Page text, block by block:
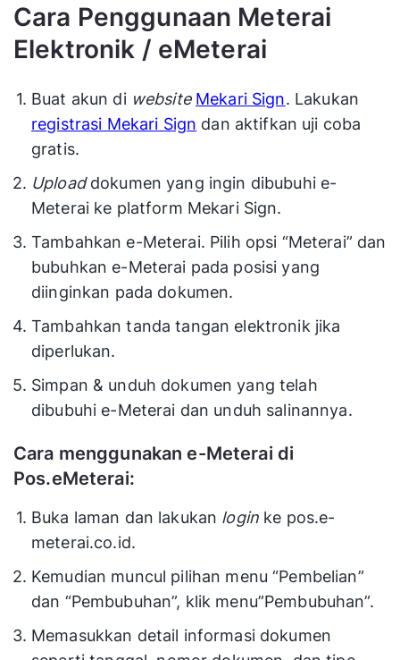
Cara Penggunaan Meterai
Elektronik / eMeterai
Buat akun di website Mekari Sign. Lakukan
registrasi Mekari Sign dan aktifkan uji coba
gratis.
Uploaddokumen yang ingin dibubuhi e-
Meterai ke platform Mekari Sign.
Tambahkan e-Meterai. Pilih opsi “Meterai” dan
bubuhkan e-Meterai pada posisi yang
diinginkan pada dokumen.
Tambahkan tanda tangan elektronik jika
diperlukan.
Simpan & unduh dokumen yang telah
dibubuhi e-Meterai dan unduh salinannya.
Cara menggunakan e-Meterai di
Pos.eMeterai:
Buka laman dan lakukan login ke pos.e-
meterai.co.id.
Kemudian muncul pilihan menu “Pembelian”
dan “Pembubuhan”, klik menu”Pembubuhan”.
Memasukkan detail informasi dokumen